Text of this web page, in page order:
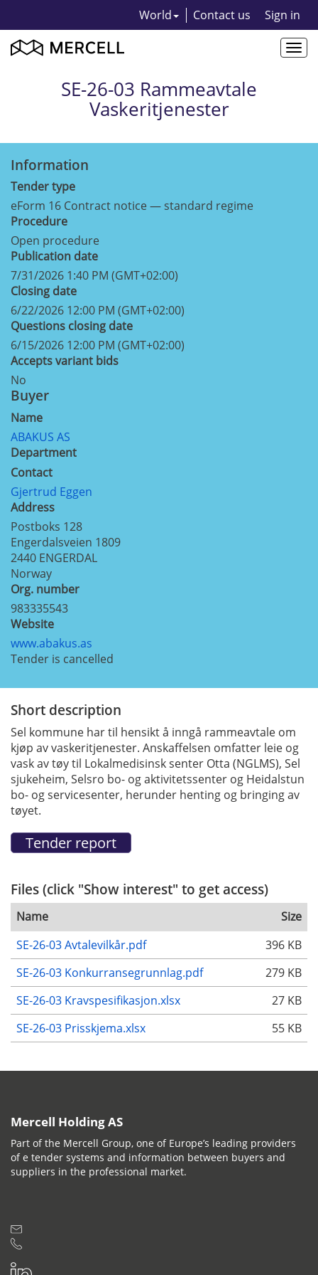
World Contact us Sign in
SE-26-03 Rammeavtale
Vaskeritjenester
Information
Tender type
eForm 16 Contract notice — standard regime
Procedure
Open procedure
Publication date
7/31/2026 1:40 PM (GMT+02:00)
Closing date
6/22/2026 12:00 PM (GMT+02:00)
Questions closing date
6/15/2026 12:00 PM (GMT+02:00)
Accepts variant bids
No
Buyer
Name
ABAKUS AS
Department
Contact
Gjertrud Eggen
Address
Postboks 128
Engerdalsveien 1809
2440 ENGERDAL
Norway
Org. number
983335543
Website
www.abakus.as
Tender is cancelled
Short description
Sel kommune har til hensikt å inngå rammeavtale om
kjøp avvaskeritjenester. Anskaffelsen omfatter leie og
vask av tøy til Lokalmedisinsk senter Otta (NGLMS), Sel
sjukeheim, Selsro bo- og aktivitetssenter og Heidalstun
bo- og servicesenter, herunder henting og bringing av
tøyet.
Files (click "Show interest" to get access)
Name
Size
SE-26-03 Avtalevilkår.pdf
396 KB
SE-26-03 Konkurransegrunnlag.pdf
279 KB
SE-26-03 Kravspesifikasjon.xlsx
27 KB
SE-26-03 Prisskjema.xlsx
55 KB
Mercell Holding AS
Part of the Mercell Group, one of Europe’s leading providers
of e tender systems and information between buyers and
suppliers in the professional market.